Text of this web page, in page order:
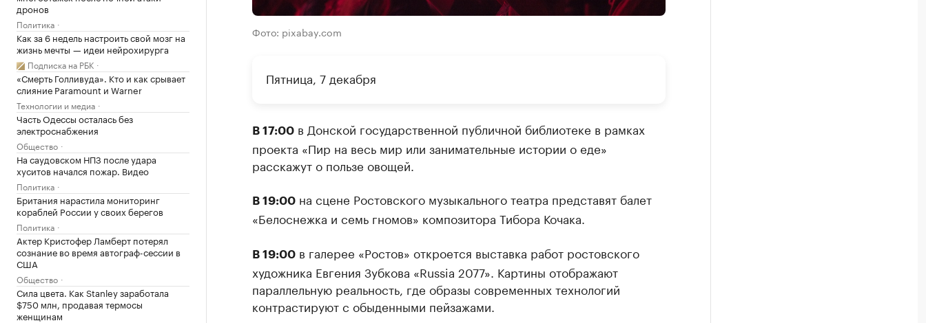
дронов
Политика
Как за 6 недель настроить свой мозг на
жизнь мечты — идеи нейрохирурга
Подписка на РБК
«Смерть Голливуда». Кто и как срывает
слияние Paramount и Warner
Технологии и медиа
Часть Одессы осталась без
электроснабжения
Общество
На саудовском НПЗ после удара
хуситов начался пожар. Видео
Политика
Британия нарастила мониторинг
кораблей России у своих берегов
Политика
Актер Кристофер Ламберт потерял
сознание во время автограф-сессии в
США
Общество
Сила цвета. Как Stanley заработала
$750 млн, продавая термосы
женщинам
Фото: pixabay.com
Пятница, 7 декабря
В 17:00в Донской государственной публичной библиотеке в рамках
проекта «Пир на весь мир или занимательные истории о еде»
расскажут о пользе овощей.
В 19:00на сцене Ростовского музыкального театра представят балет
«Белоснежка и семь гномов» композитора Тибора Кочака.
В 19:00в галерее «Ростов» откроется выставка работ ростовского
художника Евгения Зубкова «Russia 2077». Картины отображают
параллельную реальность, где образы современных технологий
контрастируют с обыденными пейзажами.